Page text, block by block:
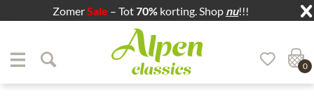
ZomerSale – Tot70% korting. Shop nu!!!
Zum Hauptbereich springen
0